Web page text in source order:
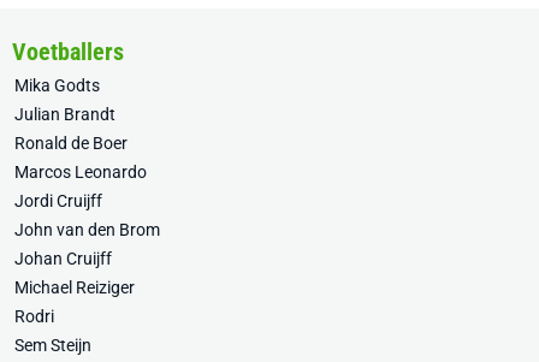
Voetballers
Mika Godts
Julian Brandt
Ronald de Boer
Marcos Leonardo
Jordi Cruijff
John van den Brom
Johan Cruijff
Michael Reiziger
Rodri
Sem Steijn